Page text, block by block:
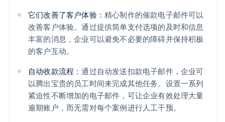
它们改善了客户体验： 精心制作的催款电子邮件可以
改善客户体验。通过提供简单支付选项的及时和信息
丰富的消息，企业可以避免不必要的障碍并保持积极
的客户互动。
自动收款流程：通过自动发送扣款电子邮件，企业可
以腾出宝贵的员工时间来完成其他任务。设置一系列
紧迫性不断增加的电子邮件，可让企业有效处理大量
逾期账户，而无需对每个案例进行人工干预。